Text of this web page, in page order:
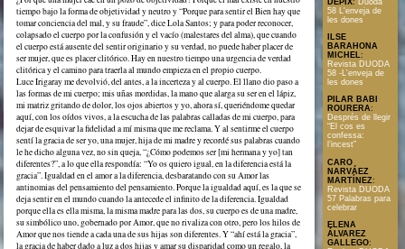
tiempo bajo la forma de objetividad y neutro y “Porque para sentir el Bien hay que
tomar conciencia del mal, y su fraude”, dice Lola Santos; y para poder reconocer,
colapsado el cuerpo por la confusión y el vacío (malestares del alma), que cuando
el cuerpo está ausente del sentir originario y su verdad, no puede haber placer de
ser mujer, que es placer clitórico. Hay en nuestro tiempo una urgencia de verdad
clitórica y el camino para traerla al mundo empieza en el propio cuerpo.
Luce Irigaray me devolvió, del antes, a la incerteza y al cuerpo. El llano dio paso a
las formas de mi cuerpo; mis uñas mordidas, la mano que alarga su ser en el lápiz,
mi matriz gritando de dolor, los ojos abiertos y yo, ahora sí, queriéndome quedar
aquí, con los oídos vivos, a la escucha de las palabras calladas de mi cuerpo, para
dejar de esquivar la fidelidad a mí misma que me reclama. Y al sentirme el cuerpo
sentí la gracia de ser yo, una mujer, hija de mi madre y recordé sus palabras cuando
le he dicho alguna vez, no sin queja, “¿Cómo podemos ser [mi hermana y yo] tan
diferentes?”, a lo que ella respondía: “Yo os quiero igual, en la diferencia está la
gracia”. Igualdad en el amor a la diferencia, desbaratando con su Amor las
antinomias del pensamiento del pensamiento. Porque la igualdad aquí, es la que se
deja sentir en el mundo cuando la antecede el infinito de la diferencia. Igualdad
porque ella es ella misma, la misma madre para las dos, su cuerpo es de una madre,
su simbólico uno, gobernado por Amor, que no rivaliza con otro, pero los hilos de
Amor que nos tiende a cada una de sus hijas son diferentes. Y “ahí está la gracia”,
la gracia de haber dado a luz a dos hijas y amar su disparidad como un regalo, la
58 L'enveja de
les dones
ILSE
BARAHONA
MICHEL:
Revista DUODA
58 -L'enveja de
les dones
PILAR BABI
ROURERA:
Després de llegir
“El cos es
confessa:
l’incest”
CARO
NARVÁEZ
MARTÍNEZ:
Revista DUODA
57 Palabras para
celebrar
ELENA
ÁLVAREZ
GALLEGO: